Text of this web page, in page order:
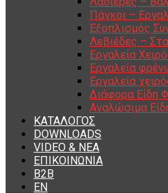
Πάγκοι –
Εξοπλισμός
Λεβιέδες –
Εργαλεία
Εργαλεία
Εργαλεία
Διάφορα Είδη
Αναλώσιμα
ΚΑΤΑΛΟΓΟΣ
DOWNLOADS
VIDEO & ΝΕΑ
ΕΠΙΚΟΙΝΩΝΙΑ
B2B
ΕΝ